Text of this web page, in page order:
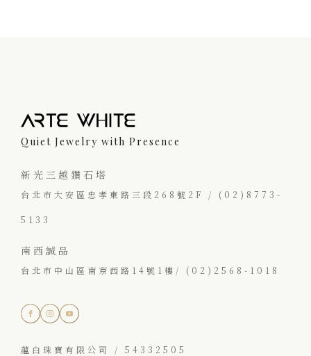
Quiet Jewelry with Presence
新光三越鑽石塔
台北市大安區忠孝東路三段268號2F / (02)8773-
5133
南西誠品
台北市中山區南京西路14號1樓/ (02)2568-1018
蘊白珠寶有限公司 / 54332505